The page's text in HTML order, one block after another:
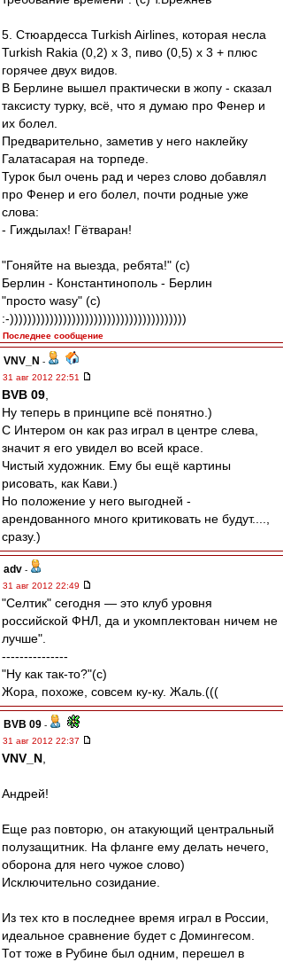
5. Стюардесса Turkish Airlines, которая несла
Turkish Rakia (0,2) х 3, пиво (0,5) х 3 + плюс
горячее двух видов.
В Берлине вышел практически в жопу - сказал
таксисту турку, всё, что я думаю про Фенер и
их болел.
Предварительно, заметив у него наклейку
Галатасарая на торпеде.
Турок был очень рад и через слово добавлял
про Фенер и его болел, почти родные уже
слова:
- Гиждылах! Гётваран!
"Гоняйте на выезда, ребята!" (с)
Берлин - Константинополь - Берлин
"просто wasy" (с)
:-))))))))))))))))))))))))))))))))))))))))
Последнее сообщение
VNV_N -
31 авг 2012 22:51
BVB 09
Ну теперь в принципе всё понятно.)
С Интером он как раз играл в центре слева,
значит я его увидел во всей красе.
Чистый художник. Ему бы ещё картины
рисовать, как Кави.)
Но положение у него выгодней -
арендованного много критиковать не будут....,
сразу.)
adv -
31 авг 2012 22:49
"Селтик" сегодня — это клуб уровня
российской ФНЛ, да и укомплектован ничем не
лучше".
---------------
"Ну как так-то?"(с)
Жора, похоже, совсем ку-ку. Жаль.(((
BVB 09 -
31 авг 2012 22:37
VNV_N
Андрей!
Еще раз повторю, он атакующий центральный
полузащитник. На фланге ему делать нечего,
оборона для него чужое слово)
Исключительно созидание.
Из тех кто в последнее время играл в России,
идеальное сравнение будет с Домингесом.
Тот тоже в Рубине был одним, перешел в